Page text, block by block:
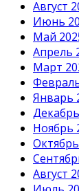
Август
Июнь
Май
Апрель
Март
Январь
Ноябрь
Август